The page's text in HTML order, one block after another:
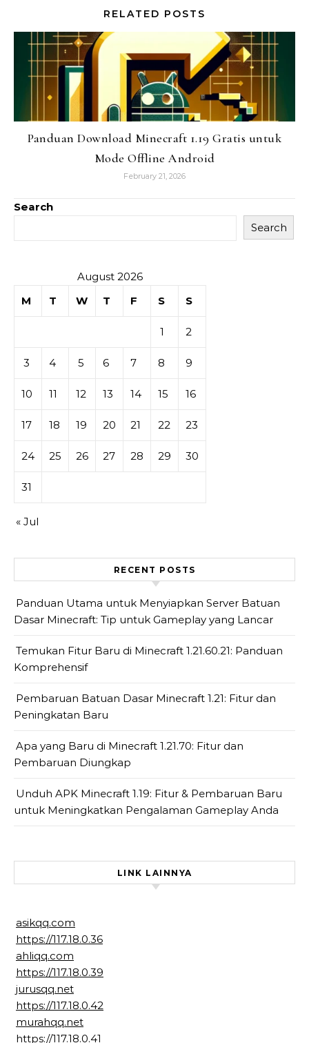
RELATED POSTS
Panduan Download Minecraft 1.19 Gratis untuk
Mode Offline Android
February 21, 2026
Search
Search
August 2026
M
T W T F S S
1 2
3 4 5 6 7 8 9
10 11 12 13 14 15 16
17 18 19 20 21 22 23
24 25 26 27 28 29 30
31
« Jul
RECENT POSTS
Panduan Utama untuk Menyiapkan Server Batuan
Dasar Minecraft: Tip untuk Gameplay yang Lancar
Temukan Fitur Baru di Minecraft 1.21.60.21: Panduan
Komprehensif
Pembaruan Batuan Dasar Minecraft 1.21: Fitur dan
Peningkatan Baru
Apa yang Baru di Minecraft 1.21.70: Fitur dan
Pembaruan Diungkap
Unduh APK Minecraft 1.19: Fitur & Pembaruan Baru
untuk Meningkatkan Pengalaman Gameplay Anda
LINK LAINNYA
asikqq.com
https://117.18.0.36
ahliqq.com
https://117.18.0.39
jurusqq.net
https://117.18.0.42
murahqq.net
https://117.18.0.41